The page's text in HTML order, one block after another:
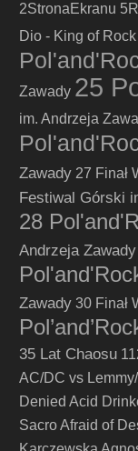
2StronaEkranu
Dio - King of Rock
Zawady 25
im. Andrzeja
Zawady 27 Finał
Festiwal Górski
28
Andrzeja Zawady
Zawady 30 Finał
35 Lat Chaosu
AC/DC vs
Denied Acid
SacroAfraid of